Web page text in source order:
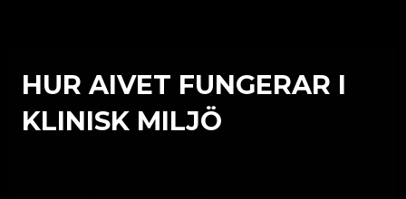
HUR AIVET FUNGERAR I
KLINISK MILJÖ